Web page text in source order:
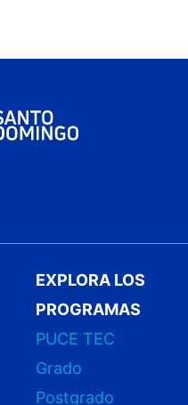
EXPLORA LOS
PROGRAMAS
PUCE TEC
Grado
Postgrado